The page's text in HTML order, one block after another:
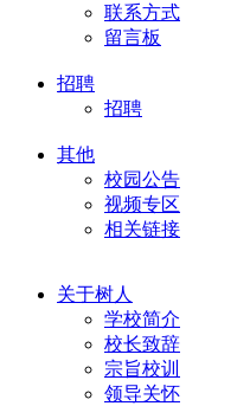
联系方式
留言板
招聘
招聘
其他
校园公告
视频专区
相关链接
关于树人
学校简介
校长致辞
宗旨校训
领导关怀